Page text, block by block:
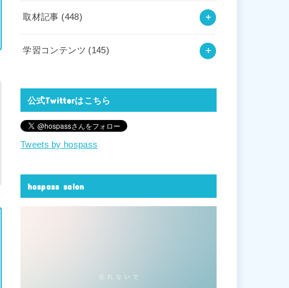
取材記事 (448)
学習コンテンツ (145)
公式Twitterはこちら
Tweets by hospass
hospass salon